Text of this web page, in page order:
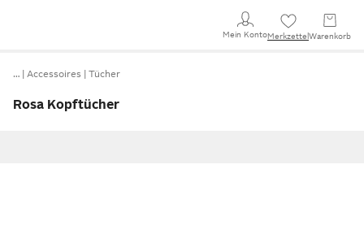
Mein KontoMerkzettel Warenkorb
… Accessoires Tücher
Rosa Kopftücher